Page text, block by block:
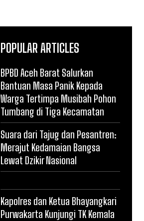
POPULAR ARTICLES
BPBD Aceh Barat Salurkan
Bantuan Masa Panik Kepada
Warga Tertimpa Musibah Pohon
Tumbang di Tiga Kecamatan
Suara dari Tajug dan Pesantren:
Merajut Kedamaian Bangsa
Lewat Dzikir Nasional
Kapolres dan Ketua Bhayangkari
Purwakarta Kunjungi TK Kemala